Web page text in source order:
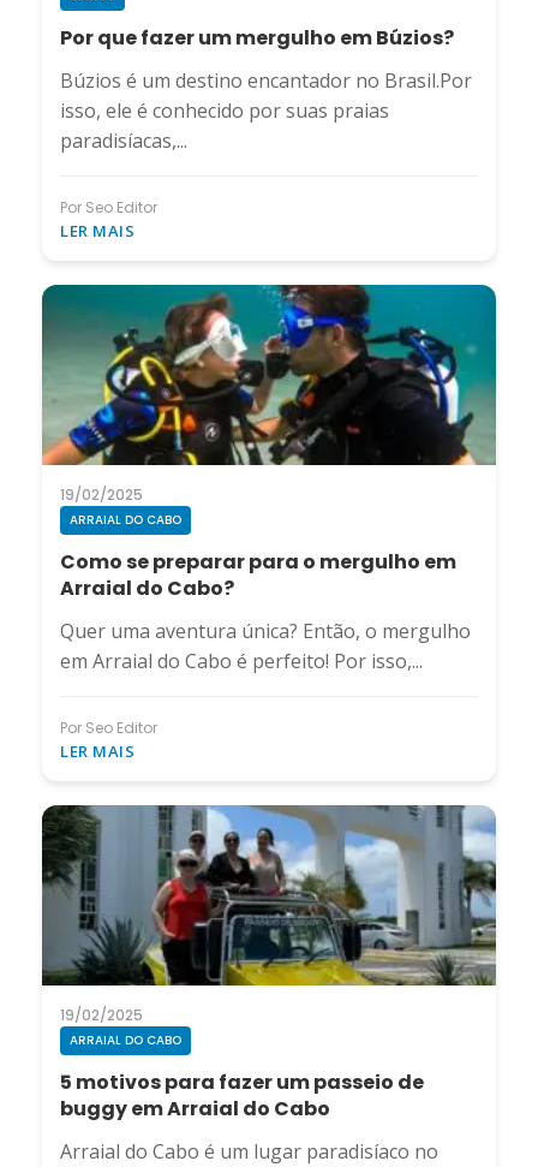
Por que fazer um mergulho em Búzios?
Búzios é um destino encantador no Brasil.Por
isso, ele é conhecido por suas praias
paradisíacas,...
Por Seo Editor
LER MAIS
19/02/2025
ARRAIAL DO CABO
Como se preparar para o mergulho em
Arraial do Cabo?
Quer uma aventura única? Então, o mergulho
em Arraial do Cabo é perfeito! Por isso,...
Por Seo Editor
LER MAIS
19/02/2025
ARRAIAL DO CABO
5 motivos para fazer um passeio de
buggy em Arraial do Cabo
Arraial do Cabo é um lugar paradisíaco no